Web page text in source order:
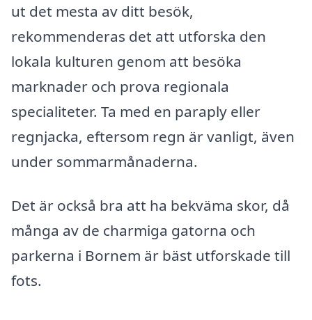
ut det mesta av ditt besök,
rekommenderas det att utforska den
lokala kulturen genom att besöka
marknader och prova regionala
specialiteter. Ta med en paraply eller
regnjacka, eftersom regn är vanligt, även
under sommarmånaderna.
Det är också bra att ha bekväma skor, då
många av de charmiga gatorna och
parkerna i Bornem är bäst utforskade till
fots.